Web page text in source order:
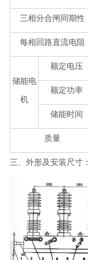
三相分合闸同期性
每相回路直流电阻
储能电
机
额定电压
额定功率
储能时间
质量
三、外形及安装尺寸：